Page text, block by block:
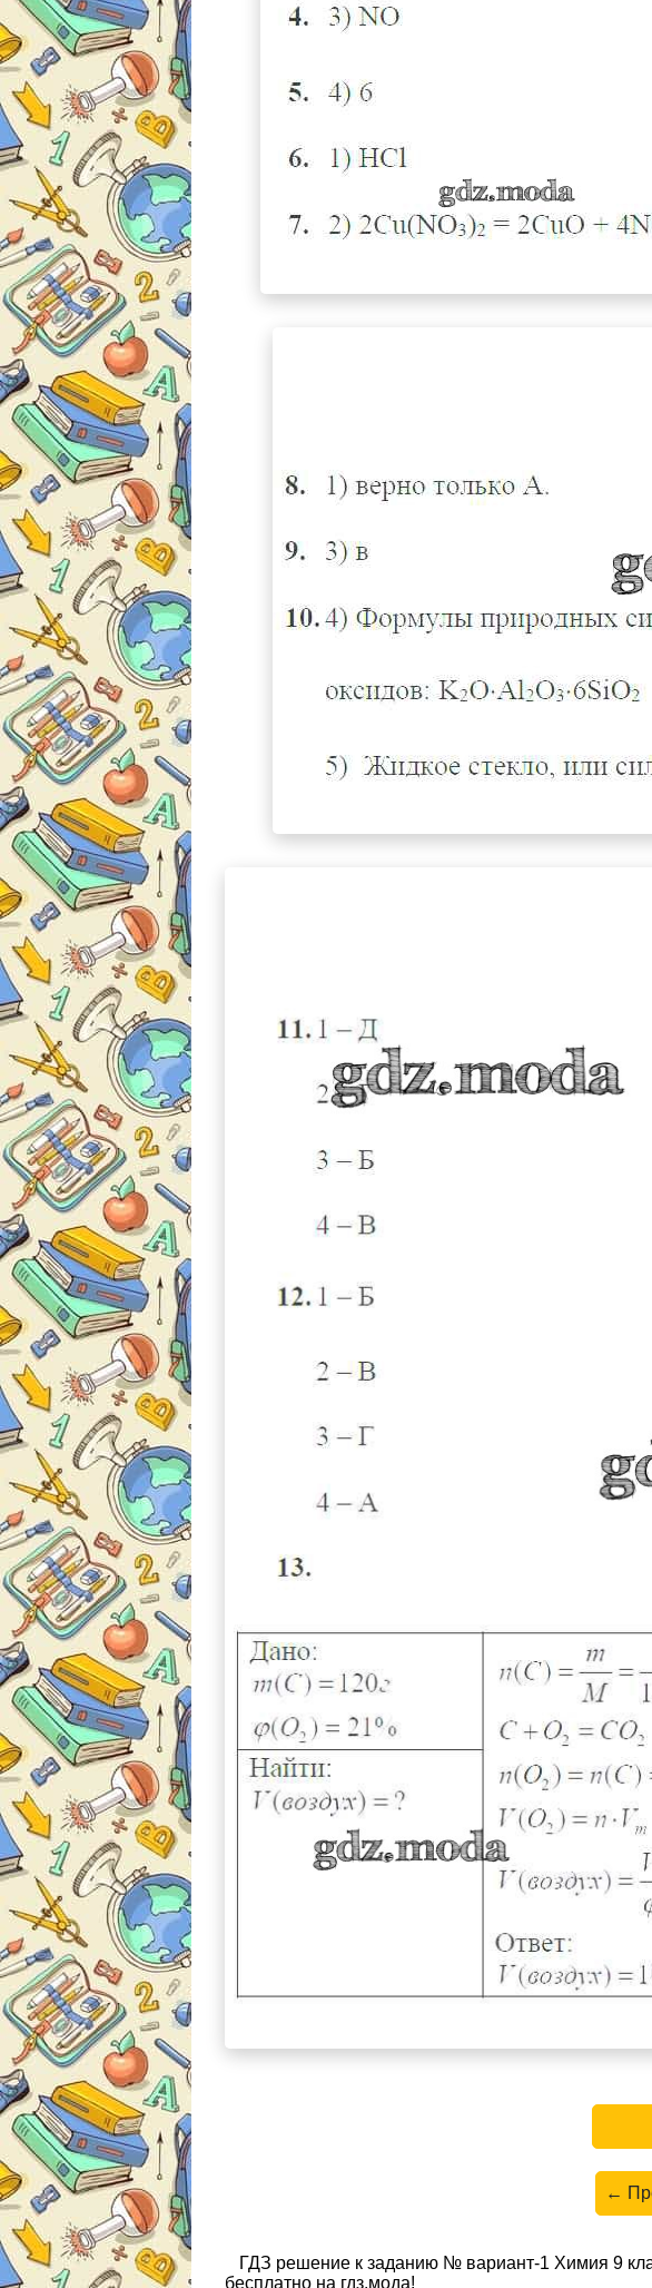
←
ГДЗ решение к заданию № вариант-1 Химия 9
бесплатно на гдз.мода!